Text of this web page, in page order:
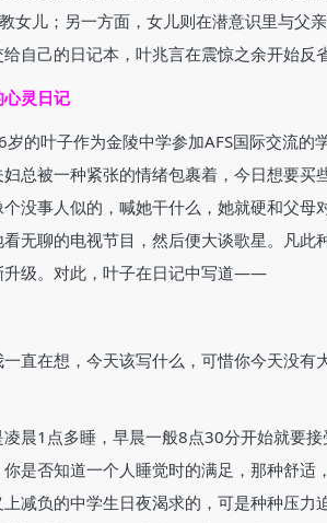
女儿；另一方面，女儿则在潜意识里与父
自己的日记本，叶兆言在震惊之余开始反
灵日记
的叶子作为金陵中学参加AFS国际交流的
妇总被一种紧张的情绪包裹着，今日想要
没事人似的，喊她干什么，她就硬和父
无聊的电视节目，然后便大谈歌星。凡此
升级。对此，叶子在日记中写道——
一直在想，今天该写什么，可惜你今天没
晨1点多睡，早晨一般8点30分开始就要
是否知道一个人睡觉时的满足，那种舒适
减负的中学生日夜渴求的，可是种种压力